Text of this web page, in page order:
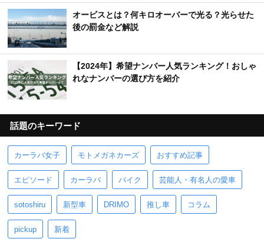
オービスとは？何キロオーバーで光る？光らせた
後の罰金など解説
【2024年】希望ナンバー人気ランキング！おしゃ
れなナンバーの選び方を紹介
話題のキーワード
カーラバ女子 モトメガネカーズ おすすめ記事
エピソード カーラバ バイク 芸能人・有名人の愛車
sotoshiru 新型車 DRIMO 推し車 コラム
pickup 新着